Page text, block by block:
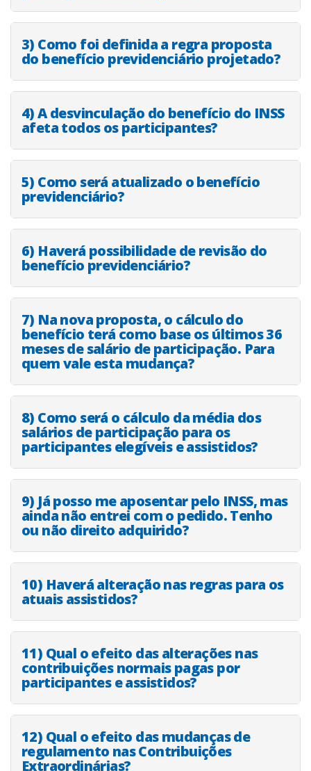
3) Como foi definida a regra proposta
do benefício previdenciário projetado?
4) A desvinculação do benefício do INSS
afeta todos os participantes?
5) Como será atualizado o benefício
previdenciário?
6) Haverá possibilidade de revisão do
benefício previdenciário?
7) Na nova proposta, o cálculo do
benefício terá como base os últimos 36
meses de salário de participação. Para
quem vale esta mudança?
8) Como será o cálculo da média dos
salários de participação para os
participantes elegíveis e assistidos?
9) Já posso me aposentar pelo INSS, mas
ainda não entrei com o pedido. Tenho
ou não direito adquirido?
10) Haverá alteração nas regras para os
atuais assistidos?
11) Qual o efeito das alterações nas
contribuições normais pagas por
participantes e assistidos?
12) Qual o efeito das mudanças de
regulamento nas Contribuições
Extraordinárias?